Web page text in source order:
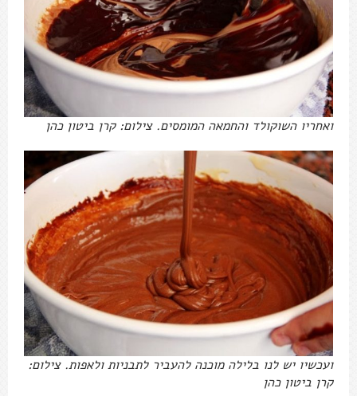
ואחריו השוקולד והחמאה המומסים. צילום: קרן ביטון כהן
ועכשיו יש לנו בלילה מוכנה להעביר לתבניות ולאפות. צילום:
קרן ביטון כהן